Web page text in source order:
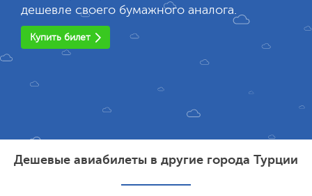
дешевле своего бумажного аналога.
Купить билет
Дешевые авиабилеты в другие города Турции